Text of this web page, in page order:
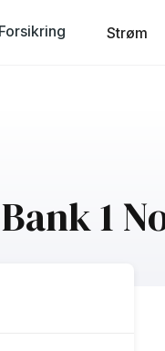
Forsikring Strøm
1